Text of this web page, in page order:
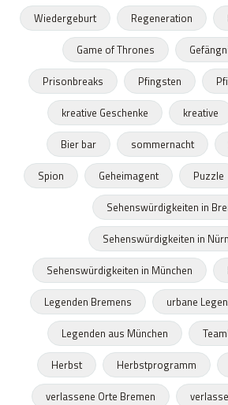
Wiedergeburt
Regeneration
Game of Thrones
Prisonbreaks
Pfingsten
kreative Geschenke
kreative
Bier bar
sommernacht
Spion
Geheimagent Puzzle
Sehenswürdigkeiten in
Sehenswürdigkeiten in
Sehenswürdigkeiten in München
Legenden Bremens
urbane
Legenden aus München
Herbst
Herbstprogramm
verlassene Orte Bremen